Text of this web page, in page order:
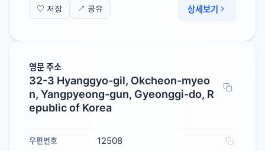
♡ 저장 ↗ 공유 상세보기
영문 주소
32-3 Hyanggyo-gil, Okcheon-myeo
n, Yangpyeong-gun, Gyeonggi-do, R
epublic of Korea
우편번호 12508